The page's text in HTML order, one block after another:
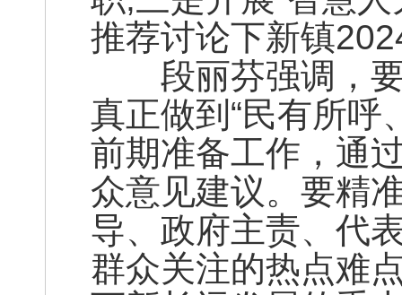
推荐讨论下新镇
段丽芬强调，要
真正做到“民有所呼
前期准备工作，通
众意见建议。要精
导、政府主责、代
群众关注的热点难